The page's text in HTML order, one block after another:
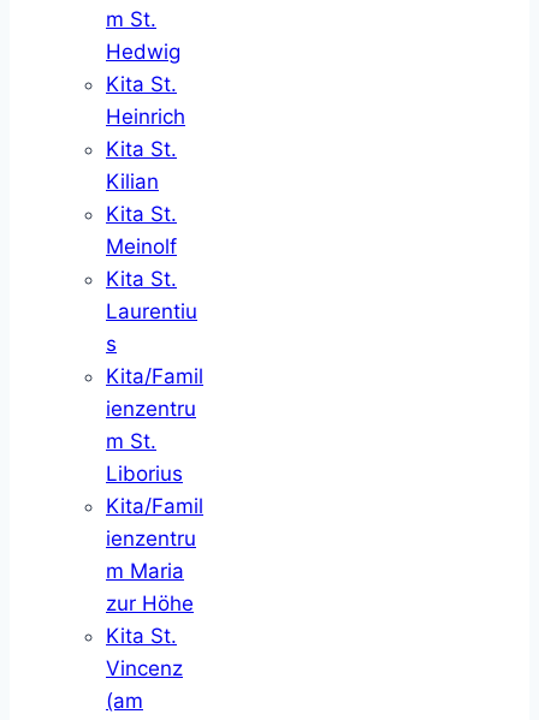
m St.
Hedwig
Kita St.
Heinrich
Kita St.
Kilian
Kita St.
Meinolf
Kita St.
Laurentiu
s
Kita/Famil
ienzentru
m St.
Liborius
Kita/Famil
ienzentru
m Maria
zur Höhe
Kita St.
Vincenz
(am